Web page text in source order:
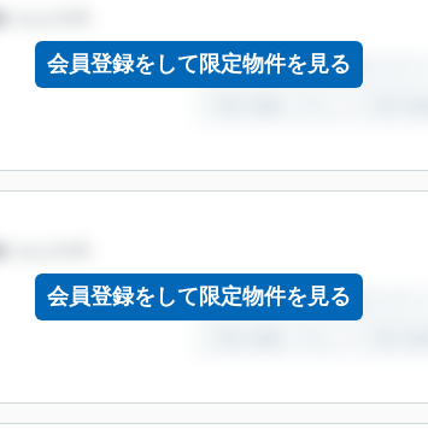
会員登録をして限定物件を見る
会員登録をして限定物件を見る